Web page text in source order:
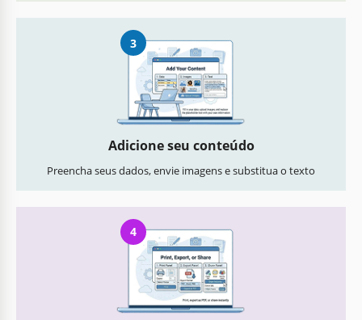
3
Adicione seu conteúdo
Preencha seus dados, envie imagens e substitua o texto
4